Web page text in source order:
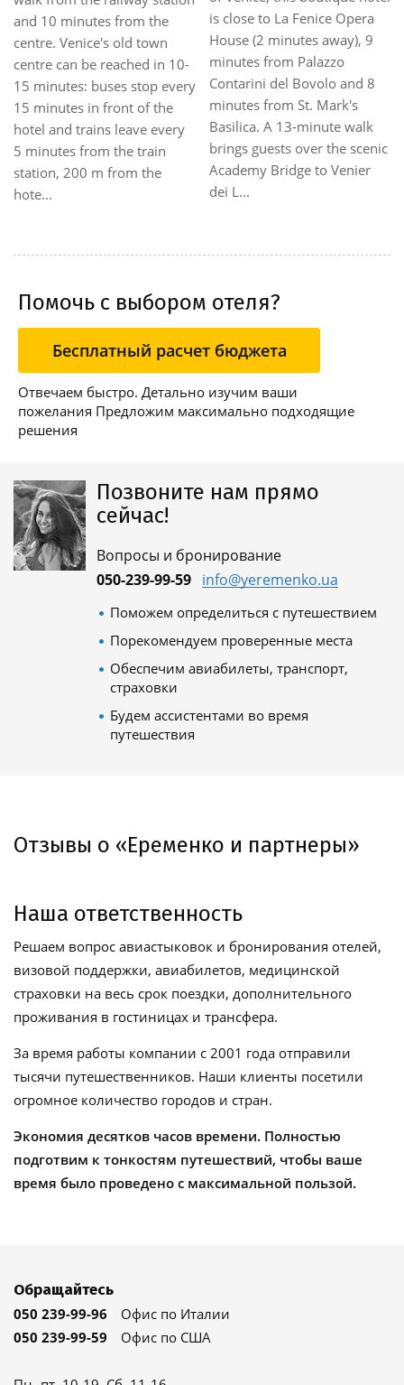
40 kms to the airport (treviso
airport). 20 km to the nearest
station (jesolo - san dona' di
piave). 5 minute walk to the
nearest bus stop. 1 km to the
nearest fair site (palazzo del
turismo). Close to the beach.
The hotel is located on th...
quality accommodation to
business and leisure
travellers. Set directly on the
renowned Lista di Spagna,
this 18th-century Venetian
palace converted into a
boutique establishment
allows travellers ease of
access t...
Помочь с выбором отеля?
Бесплатный расчет бюджета
Отвечаем быстро. Детально изучим ваши
пожелания Предложим максимально подходящие
решения
Позвоните нам прямо
сейчас!
Вопросы и бронирование
050-239-99-59 info@yeremenko.ua
Поможем определиться с путешествием
Порекомендуем проверенные места
Обеспечим авиабилеты, транспорт,
страховки
Будем ассистентами во время
путешествия
Отзывы о «Еременко и партнеры»
Наша ответственность
Решаем вопрос авиастыковок и бронирования отелей,
визовой поддержки, авиабилетов, медицинской
страховки на весь срок поездки, дополнительного
проживания в гостиницах и трансфера.
За время работы компании с 2001 года отправили
тысячи путешественников. Наши клиенты посетили
огромное количество городов и стран.
Экономия десятков часов времени. Полностью
подготвим к тонкостям путешествий, чтобы ваше
время было проведено с максимальной пользой.
Обращайтесь
050 239-99-96
Офис по Италии
050 239-99-59
Офис по США